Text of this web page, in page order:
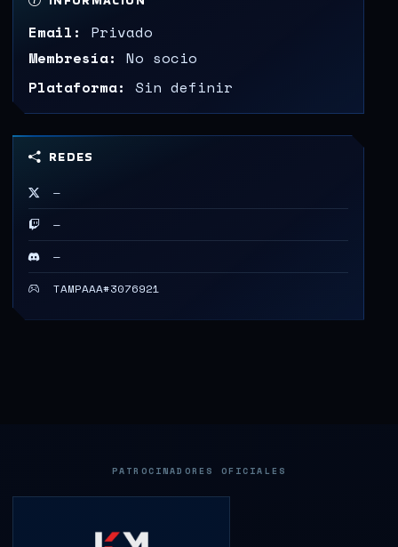
Email:
Privado
Membresía: No socio
Plataforma: Sin definir
REDES
—
—
—
TAMPAAA#3076921
PATROCINADORES OFICIALES